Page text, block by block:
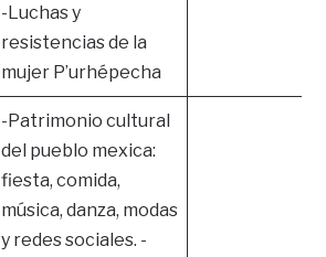
-Luchas y
resistencias de la
mujer P’urhépecha
-Patrimonio cultural
del pueblo mexica:
fiesta, comida,
música, danza, modas
y redes sociales. -